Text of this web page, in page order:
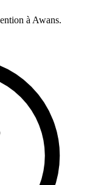
à Awans.